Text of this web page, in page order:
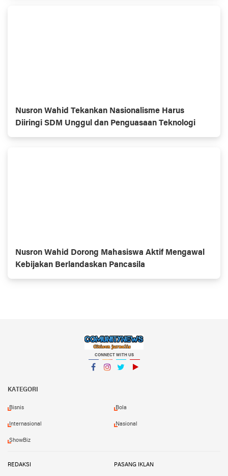
Nusron Wahid Tekankan Nasionalisme Harus
Diiringi SDM Unggul dan Penguasaan Teknologi
Nusron Wahid Dorong Mahasiswa Aktif Mengawal
Kebijakan Berlandaskan Pancasila
CONNECT WITH US
KATEGORI
Bisnis Bola
Internasional Nasional
ShowBiz
REDAKSI PASANG IKLAN